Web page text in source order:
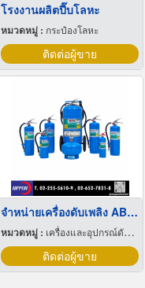
โรงงานผลิตปี๊บโลหะ
หมวดหมู่ : กระป๋องโลหะ
ติดต่อผู้ขาย
จำหน่ายเครื่องดับเพลิง ABFFC
หมวดหมู่ : เครื่องและอุปกรณ์ดับเพลิง
ติดต่อผู้ขาย